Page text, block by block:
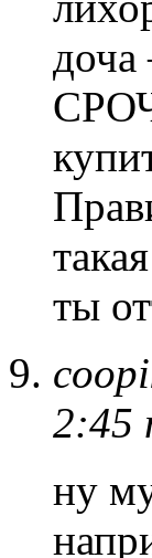
доча
ты
2:45
ну